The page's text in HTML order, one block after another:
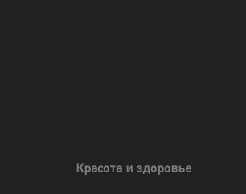
Красота и здоровье